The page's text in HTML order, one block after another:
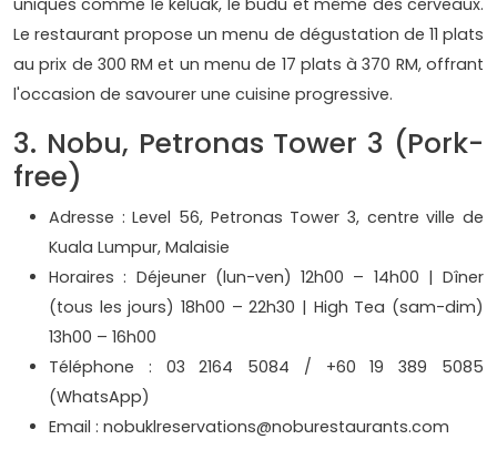
Le restaurant propose un menu de dégustation de 11 plats
au prix de 300 RM et un menu de 17 plats à 370 RM, offrant
l'occasion de savourer une cuisine progressive.
3. Nobu, Petronas Tower 3 (Pork-
free)
Adresse : Level 56, Petronas Tower 3, centre ville de
Kuala Lumpur, Malaisie
Horaires : Déjeuner (lun-ven) 12h00 – 14h00 | Dîner
(tous les jours) 18h00 – 22h30 | High Tea (sam-dim)
13h00 – 16h00
Téléphone : 03 2164 5084 / +60 19 389 5085
(WhatsApp)
Email : nobuklreservations@noburestaurants.com